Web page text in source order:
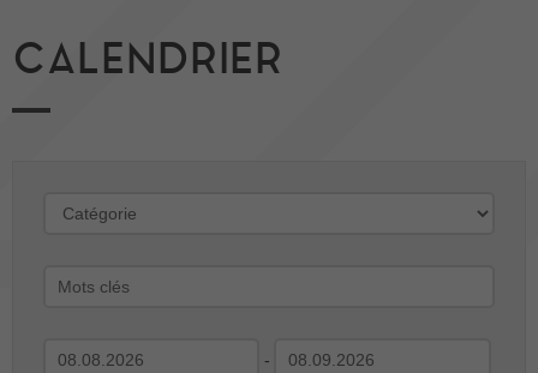
CALENDRIER
-